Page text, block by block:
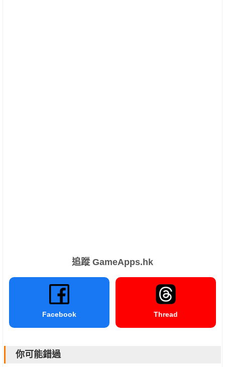
追蹤 GameApps.hk
Facebook Thread
你可能錯過